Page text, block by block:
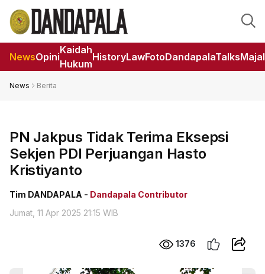
NewsOpini
Kaidah
Hukum
HistoryLawFotoDandapalaTalks
News Berita
PN Jakpus Tidak Terima Eksepsi
Sekjen PDI Perjuangan Hasto
Kristiyanto
Tim DANDAPALA - Dandapala Contributor
Jumat, 11 Apr 2025 21:15 WIB
1376